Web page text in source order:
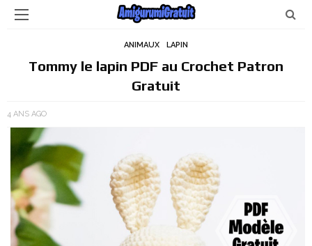
ANIMAUX LAPIN
Tommy le lapin PDF au Crochet Patron
Gratuit
4 ANS AGO